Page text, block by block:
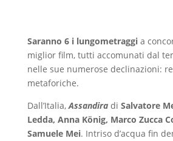
Saranno 6 i lungometraggi a
miglior film, tutti accomunati dal
nelle sue numerose declinazioni:
metaforiche.
Dall’Italia, Assandira di Salvatore
Ledda, Anna König, Marco Zucca
Samuele Mei. Intriso d’acqua fin